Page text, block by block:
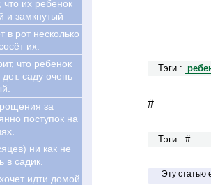
Тэги :
#
Тэги : #
Эту статью
что их ребенок
и замкнутый
в рот несколько
их.
что ребенок
саду очень
за
поступок на
ни как не
в садик.
идти домой